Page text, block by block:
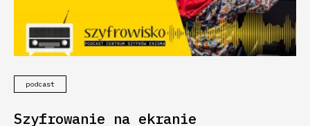
podcast
Szyfrowanie na ekranie